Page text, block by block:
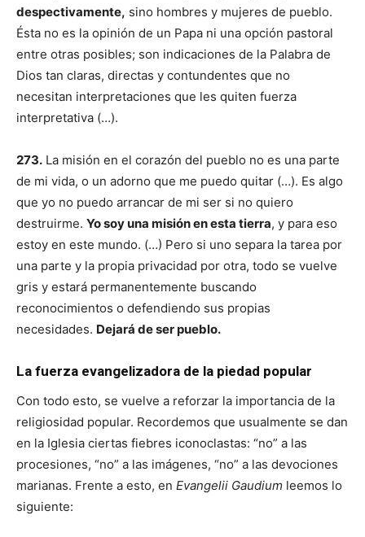
despectivamente, sino hom­bres y mujeres de pueblo.
Ésta no es la opinión de un Papa ni una opción pastoral
entre otras po­sibles; son indicaciones de la Palabra de
Dios tan claras, directas y contundentes que no
necesitan interpretaciones que les quiten fuerza
interpretativa (…).
273. La misión en el corazón del pueblo no es una parte
de mi vida, o un adorno que me puedo quitar (…). Es algo
que yo no puedo arrancar de mi ser si no quiero
destruirme. Yo soy una mi­sión en esta tierra, y para eso
estoy en este mundo. (…) Pero si uno separa la tarea por
una parte y la propia privacidad por otra, todo se vuelve
gris y estará permanente­mente buscando
reconocimientos o defendiendo sus propias
necesidades. Dejará de ser pueblo.
La fuerza evangelizadora de la piedad popular
Con todo esto, se vuelve a reforzar la importancia de la
religiosidad popular. Recordemos que usualmente se dan
en la Iglesia ciertas fiebres iconoclastas: “no” a las
procesiones, “no” a las imágenes, “no” a las devociones
marianas. Frente a esto, en Evangelii Gaudium leemos lo
siguiente: